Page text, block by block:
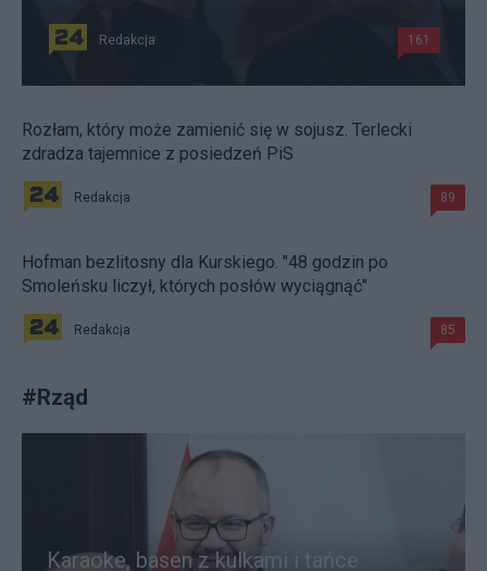
Redakcja 161
Rozłam, który może zamienić się w sojusz. Terlecki
zdradza tajemnice z posiedzeń PiS
Redakcja 89
Hofman bezlitosny dla Kurskiego. "48 godzin po
Smoleńsku liczył, których posłów wyciągnąć"
Redakcja 85
#Rząd
Karaoke, basen z kulkami i tańce